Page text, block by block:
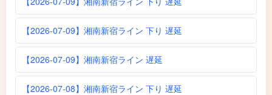
【2026-07-09】湘南新宿ライン 下り 遅延
【2026-07-09】湘南新宿ライン 遅延
【2026-07-08】湘南新宿ライン 下り 遅延